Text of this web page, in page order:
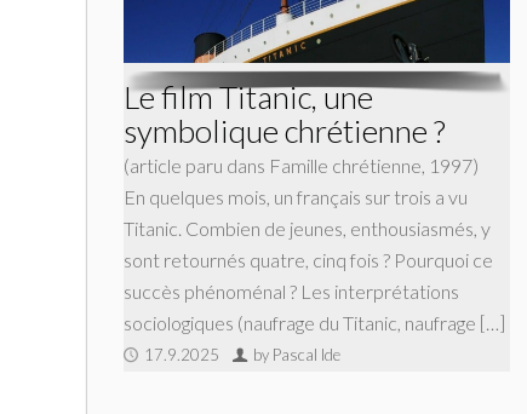
Le film Titanic, une
symbolique chrétienne ?
(article paru dans Famille chrétienne, 1997)
En quelques mois, un français sur trois a vu
Titanic. Combien de jeunes, enthousiasmés, y
sont retournés quatre, cinq fois ? Pourquoi ce
succès phénoménal ? Les interprétations
sociologiques (naufrage du Titanic, naufrage […]
17.9.2025 by Pascal Ide